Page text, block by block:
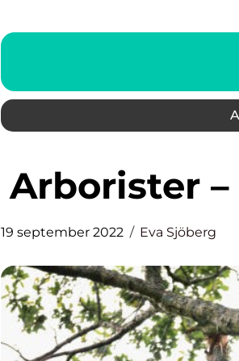
Arborister
19 september 2022 Eva Sjöberg